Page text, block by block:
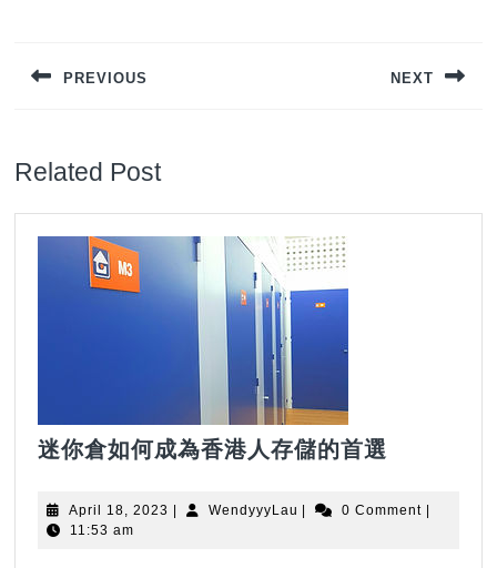
PREVIOUS NEXT
Related Post
迷你倉如何成為香港人存儲的首選
倉
April 18, 2023 April
WendyyyLau WendyyyLau
0 Comment
11:53 am